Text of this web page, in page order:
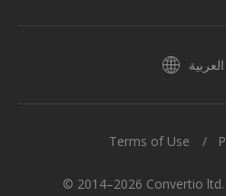
العربية
Terms of Use